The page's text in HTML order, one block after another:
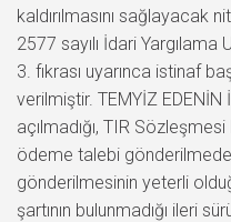
kaldırılmasını sağlayacak
2577 sayılı İdari Yargılama
3. fıkrası uyarınca istinaf
verilmiştir. TEMYİZ EDENİN
açılmadığı, TIR
ödeme talebi
gönderilmesinin yeterli
şartının bulunmadığı ileri